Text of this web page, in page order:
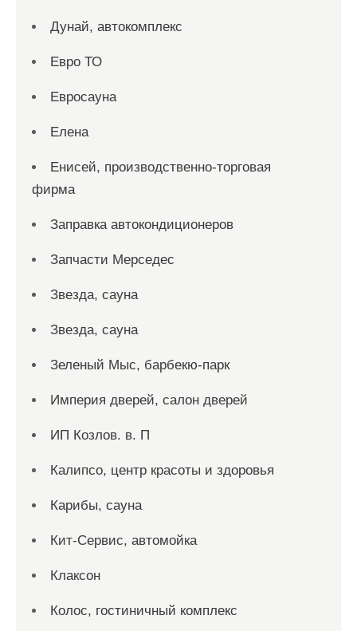
Дунай, автокомплекс
Евро ТО
Евросауна
Елена
Енисей, производственно-торговая
фирма
Заправка автокондиционеров
Запчасти Мерседес
Звезда, сауна
Звезда, сауна
Зеленый Мыс, барбекю-парк
Империя дверей, салон дверей
ИП Козлов. в. П
Калипсо, центр красоты и здоровья
Карибы, сауна
Кит-Сервис, автомойка
Клаксон
Колос, гостиничный комплекс